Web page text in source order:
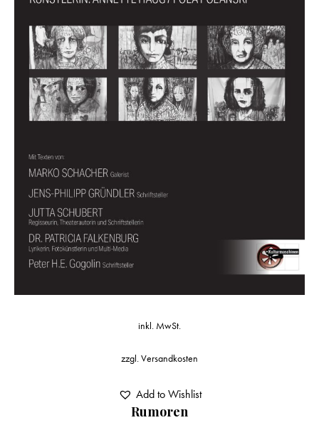
Rumoren
inkl. MwSt.
zzgl.Versandkosten
Add to Wishlist